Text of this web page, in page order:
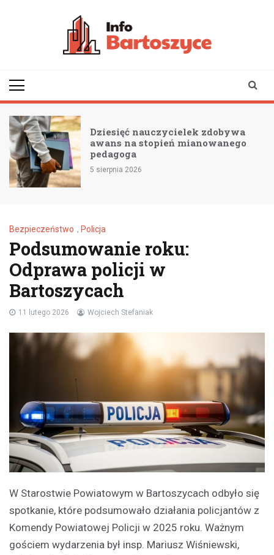
Dziesięć nauczycielek zdobywa
awans na stopień mianowanego
pedagoga
5 sierpnia 2026
Bezpieczeństwo , Policja
Podsumowanie roku:
Odprawa policji w
Bartoszycach
11 lutego 2026 Wojciech Stefaniak
W Starostwie Powiatowym w Bartoszycach odbyło się
spotkanie, które podsumowało działania policjantów z
Komendy Powiatowej Policji w 2025 roku. Ważnym
gościem wydarzenia był insp. Mariusz Wiśniewski,